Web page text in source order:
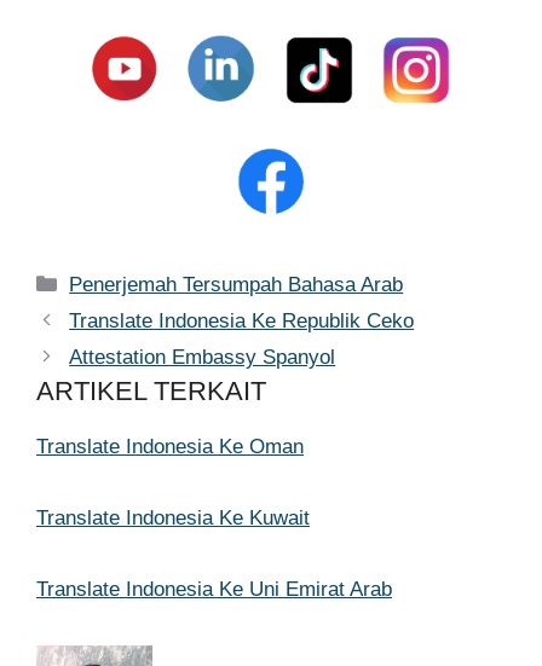
Kategori
Penerjemah Tersumpah Bahasa Arab
Translate Indonesia Ke Republik Ceko
Attestation Embassy Spanyol
ARTIKEL TERKAIT
Translate Indonesia Ke Oman
Translate Indonesia Ke Kuwait
Translate Indonesia Ke Uni Emirat Arab